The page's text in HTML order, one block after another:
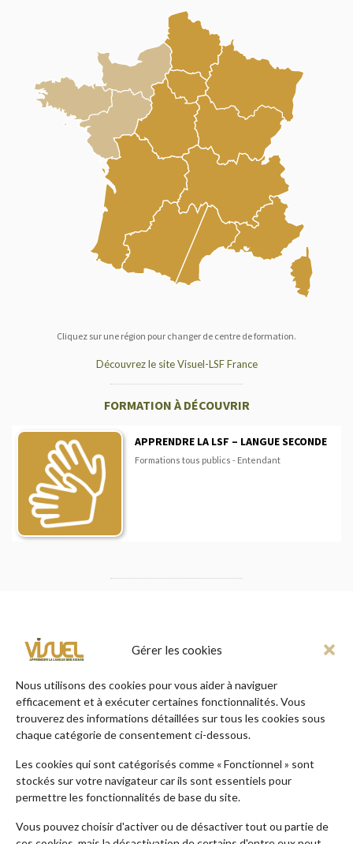
Gérer les cookies
Nous utilisons des cookies pour vous aider à naviguer
efficacement et à exécuter certaines fonctionnalités. Vous
trouverez des informations détaillées sur tous les cookies sous
chaque catégorie de consentement ci-dessous.
Les cookies qui sont catégorisés comme « Fonctionnel » sont
stockés sur votre navigateur car ils sont essentiels pour
permettre les fonctionnalités de base du site.
Vous pouvez choisir d'activer ou de désactiver tout ou partie de
Cliquez sur une région pour changer de centre de formation.
Découvrez le site Visuel-LSF France
FORMATION À DÉCOUVRIR
APPRENDRE LA LSF – LANGUE SECONDE
Formations tous publics - Entendant
TROUVER VOTRE FORMATION
en quelques clics !
Recherche par thématiques
Recherche par publics